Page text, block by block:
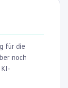
für die
noch